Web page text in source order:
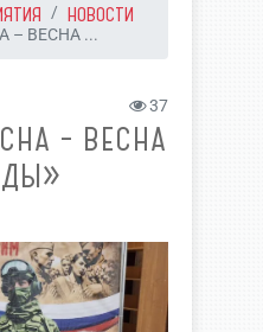
НОВОСТИ
– ВЕСНА ...
37
– ВЕСНА